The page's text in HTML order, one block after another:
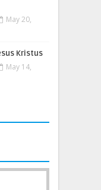
May 20,
Kristus
May 14,